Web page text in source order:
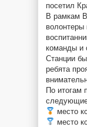
посетил
В рамкам
волонтеры
команды и
Станции
ребята
По итогам
место
место